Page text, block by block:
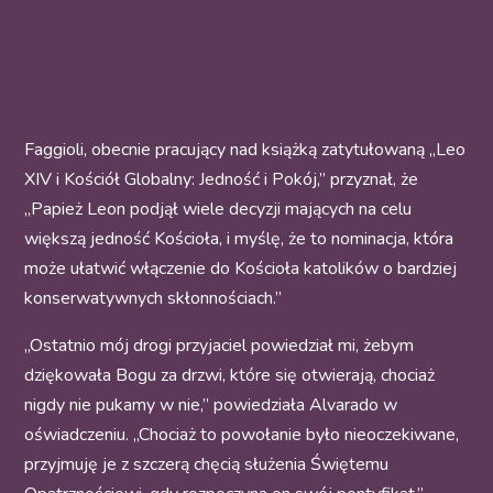
Faggioli, obecnie pracujący nad książką zatytułowaną „Leo
XIV i Kościół Globalny: Jedność i Pokój,” przyznał, że
„Papież Leon podjął wiele decyzji mających na celu
większą jedność Kościoła, i myślę, że to nominacja, która
może ułatwić włączenie do Kościoła katolików o bardziej
konserwatywnych skłonnościach.”
„Ostatnio mój drogi przyjaciel powiedział mi, żebym
dziękowała Bogu za drzwi, które się otwierają, chociaż
nigdy nie pukamy w nie,” powiedziała Alvarado w
oświadczeniu. „Chociaż to powołanie było nieoczekiwane,
przyjmuję je z szczerą chęcią służenia Świętemu